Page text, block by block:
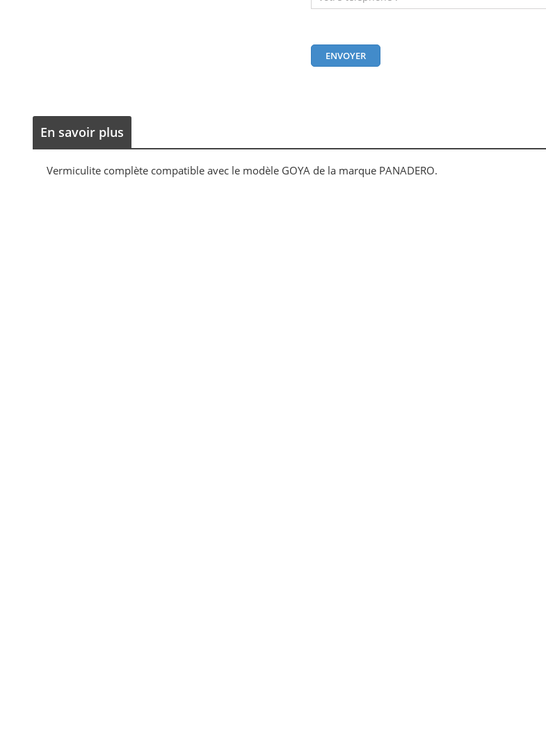
En savoir plus
Vermiculite complète compatible avec le modèle GOYA de la marque PANADERO.